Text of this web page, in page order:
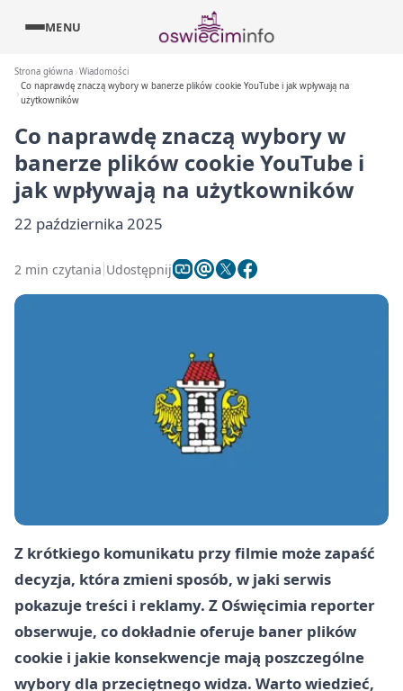
MENU
Strona główna Wiadomości
Co naprawdę znaczą wybory w banerze plików cookie YouTube i jak wpływają na
użytkowników
Co naprawdę znaczą wybory w
banerze plików cookie YouTube i
jak wpływają na użytkowników
22 października 2025
2 min czytania Udostępnij
Z krótkiego komunikatu przy filmie może zapaść
decyzja, która zmieni sposób, w jaki serwis
pokazuje treści i reklamy. Z Oświęcimia reporter
obserwuje, co dokładnie oferuje baner plików
cookie i jakie konsekwencje mają poszczególne
wybory dla przeciętnego widza. Warto wiedzieć,